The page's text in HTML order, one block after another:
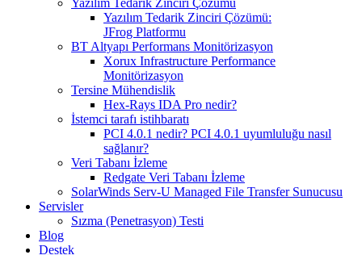
Yazılım Tedarik Zinciri Çözümü
Yazılım Tedarik Zinciri Çözümü:
JFrog Platformu
BT Altyapı Performans Monitörizasyon
Xorux Infrastructure Performance
Monitörizasyon
Tersine Mühendislik
Hex-Rays IDA Pro nedir?
İstemci tarafı istihbaratı
PCI 4.0.1 nedir? PCI 4.0.1 uyumluluğu nasıl
sağlanır?
Veri Tabanı İzleme
Redgate Veri Tabanı İzleme
SolarWinds Serv-U Managed File Transfer Sunucusu
Servisler
Sızma (Penetrasyon) Testi
Blog
Destek